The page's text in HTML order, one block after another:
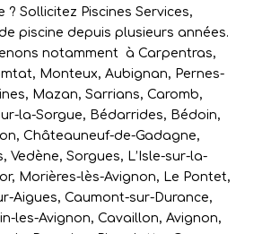
? Sollicitez Piscines Services,
piscine depuis plusieurs années.
notamment àCarpentras,
, Monteux, Aubignan, Pernes-
, Mazan,Sarrians,Caromb,
la-Sorgue, Bédarrides, Bédoin,
,Châteauneuf-de-Gadagne,
,Vedène,Sorgues, L’Isle-sur-la-
, Morières-lès-Avignon, Le Pontet,
Aigues, Caumont-sur-Durance,
les-Avignon, Cavaillon, Avignon,